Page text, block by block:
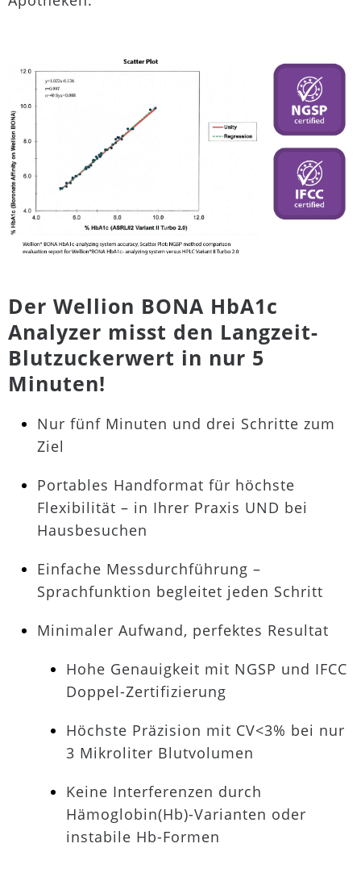
Der Wellion BONA HbA1c
Analyzer misst den Langzeit-
Blutzuckerwert in nur 5
Minuten!
Nur fünf Minuten und drei Schritte zum
Ziel
Portables Handformat für höchste
Flexibilität – in Ihrer Praxis UND bei
Hausbesuchen
Einfache Messdurchführung –
Sprachfunktion begleitet jeden Schritt
Minimaler Aufwand, perfektes Resultat
Hohe Genauigkeit mit NGSP und IFCC
Doppel-Zertifizierung
Höchste Präzision mit CV<3% bei nur
3 Mikroliter Blutvolumen
Keine Interferenzen durch
Hämoglobin(Hb)-Varianten oder
instabile Hb-Formen